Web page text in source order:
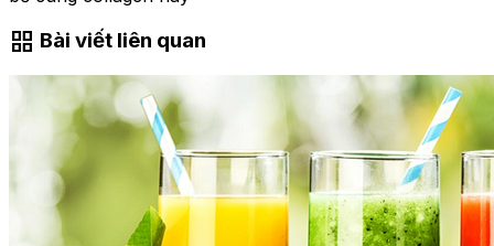
grid_view Bài viết liên quan